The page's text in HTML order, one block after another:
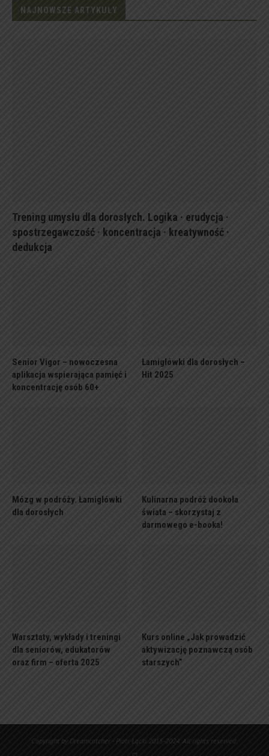
NAJNOWSZE ARTYKUŁY
Trening umysłu dla dorosłych. Logika · erudycja ·
spostrzegawczość · koncentracja · kreatywność ·
dedukcja
Senior Vigor – nowoczesna
aplikacja wspierająca pamięć i
koncentrację osób 60+
Łamigłówki dla dorosłych –
Hit 2025
Mózg w podróży. Łamigłówki
dla dorosłych
Kulinarna podróż dookoła
świata – skorzystaj z
darmowego e-booka!
Warsztaty, wykłady i treningi
dla seniorów, edukatorów
oraz firm – oferta 2025
Kurs online „Jak prowadzić
aktywizację poznawczą osób
starszych”
Copyright by Dreamcatcher - Piotr Łącki 2015-2024. All rights reserved.